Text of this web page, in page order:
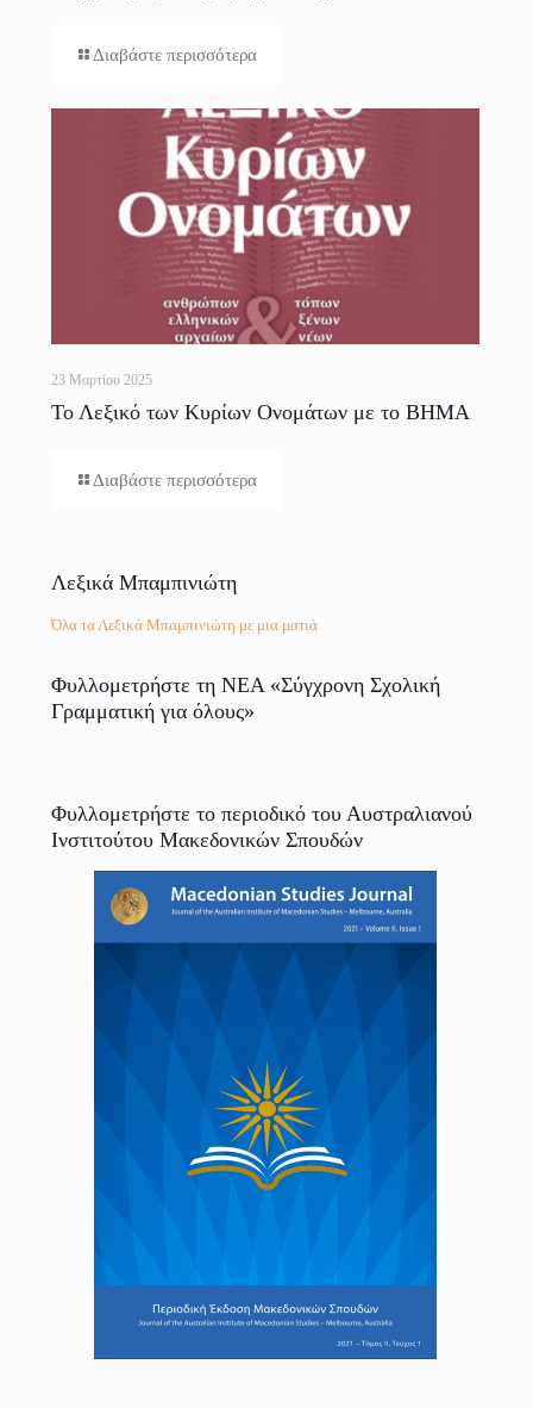
Διαβάστε περισσότερα
23 Μαρτίου 2025
Το Λεξικό των Κυρίων Ονομάτων με το ΒΗΜΑ
Διαβάστε περισσότερα
Λεξικά Μπαμπινιώτη
Όλα τα Λεξικά Μπαμπινιώτη με μια ματιά
Φυλλομετρήστε τη ΝΕΑ «Σύγχρονη Σχολική
Γραμματική για όλους»
Φυλλομετρήστε το περιοδικό του Αυστραλιανού
Ινστιτούτου Μακεδονικών Σπουδών